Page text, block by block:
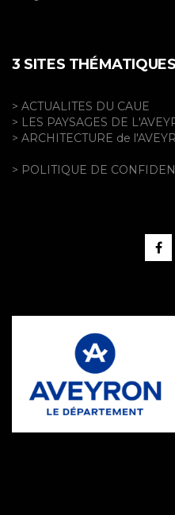
3 SITES
> ACTUALITES DU CAUE
> LES PAYSAGES DE
> ARCHITECTURE de
> POLITIQUE DE